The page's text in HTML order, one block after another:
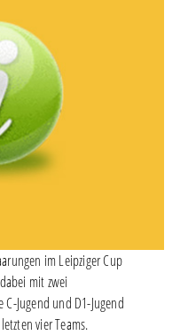
im Leipziger Cup
mit zwei
Jugend und D1-Jugend
vier Teams.